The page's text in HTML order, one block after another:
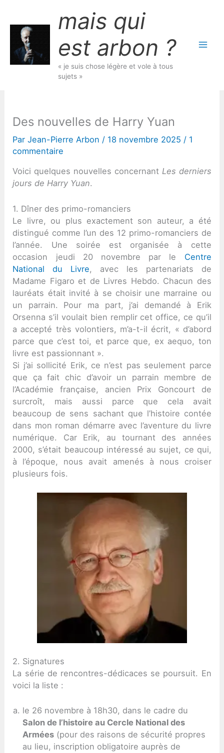
contenu
mais qui
est arbon ?
« je suis chose légère et vole à tous
sujets »
Des nouvelles de Harry Yuan
ParJean-Pierre Arbon / 18 novembre 2025 / 1
commentaire
Voici quelques nouvelles concernant Les derniers
jours de Harry Yuan.
1. Dîner des primo-romanciers
Le livre, ou plus exactement son auteur, a été
distingué comme l’un des 12 primo-romanciers de
l’année. Une soirée est organisée à cette
occasion jeudi 20 novembre par le Centre
National du Livre, avec les partenariats de
Madame Figaro et de Livres Hebdo. Chacun des
lauréats était invité à se choisir une marraine ou
un parrain. Pour ma part, j’ai demandé à Erik
Orsenna s’il voulait bien remplir cet office, ce qu’il
a accepté très volontiers, m’a-t-il écrit, « d’abord
parce que c’est toi, et parce que, ex aequo, ton
livre est passionnant ».
Si j’ai sollicité Erik, ce n’est pas seulement parce
que ça fait chic d’avoir un parrain membre de
l’Académie française, ancien Prix Goncourt de
surcroît, mais aussi parce que cela avait
beaucoup de sens sachant que l’histoire contée
dans mon roman démarre avec l’aventure du livre
numérique. Car Erik, au tournant des années
2000, s’était beaucoup intéressé au sujet, ce qui,
à l’époque, nous avait amenés à nous croiser
plusieurs fois.
2. Signatures
La série de rencontres-dédicaces se poursuit. En
voici la liste :
le 26 novembre à 18h30, dans le cadre du
Salon de l’histoire au Cercle National des
Armées (pour des raisons de sécurité propres
au lieu, inscription obligatoire auprès de